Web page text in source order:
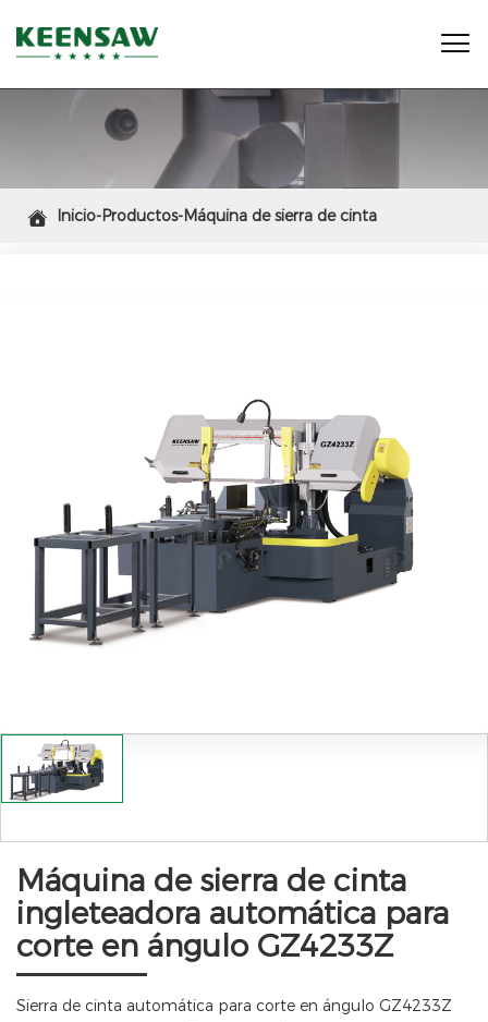

 Inicio-Productos-Máquina de sierra de cinta
Máquina de sierra de cinta
ingleteadora automática para
corte en ángulo GZ4233Z
Sierra de cinta automática para corte en ángulo GZ4233Z